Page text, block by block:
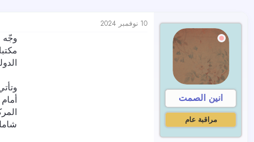
انين الصمت
مراقبة عام
10 نوفمبر 2024